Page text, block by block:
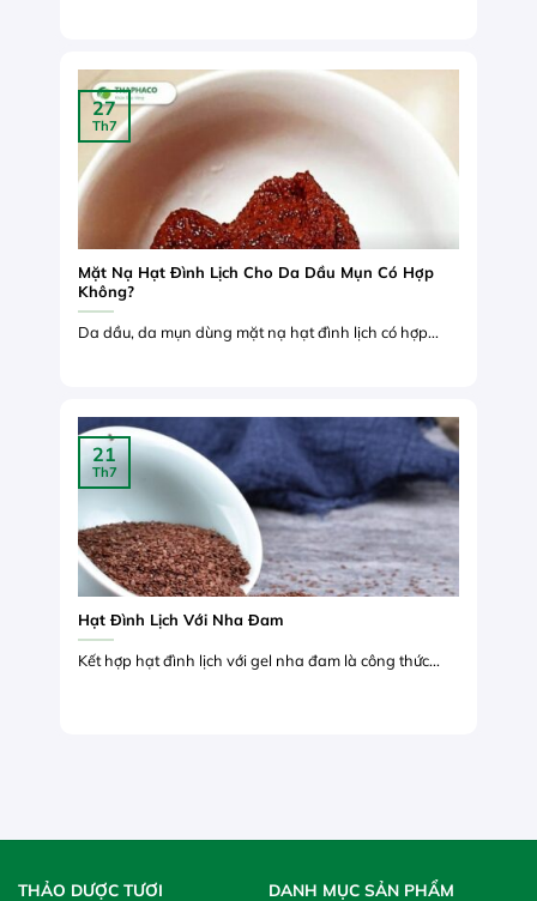
Mặt Nạ Hạt Đình Lịch Cho Da Dầu Mụn Có Hợp
Không?
Da dầu, da mụn dùng mặt nạ hạt đình lịch có hợp...
27
Th7
Hạt Đình Lịch Với Nha Đam
Kết hợp hạt đình lịch với gel nha đam là công thức...
21
Th7
THẢO DƯỢC TƯƠI
DANH MỤC SẢN PHẨM